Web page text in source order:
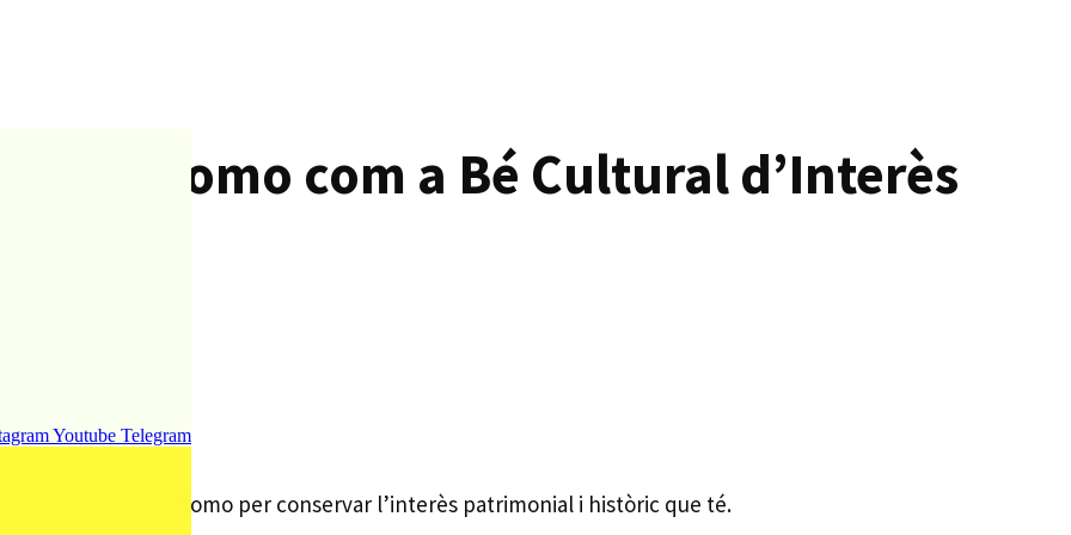
Youtube Telegram
Palomo com a Bé Cultural d’Interès
la finca de Can Palomo per conservar l’interès patrimonial i històric que té.